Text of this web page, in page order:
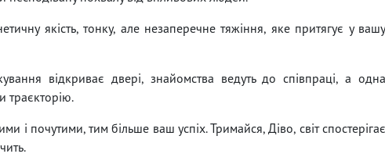
якість, тонку, але незаперечне тяжіння, яке притягує у вашу
відкриває двері, знайомства ведуть до співпраці, а одна
траєкторію.
і почутими, тим більше ваш успіх. Тримайся, Діво, світ спостерігає